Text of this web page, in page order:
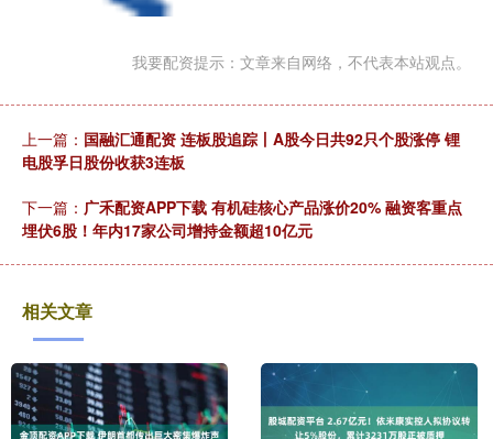
我要配资提示：文章来自网络，不代表本站观点。
上一篇： 国融汇通配资 连板股追踪丨A股今日共92只个股涨停 锂
电股孚日股份收获3连板
下一篇： 广禾配资APP下载 有机硅核心产品涨价20% 融资客重点
埋伏6股！年内17家公司增持金额超10亿元
相关文章